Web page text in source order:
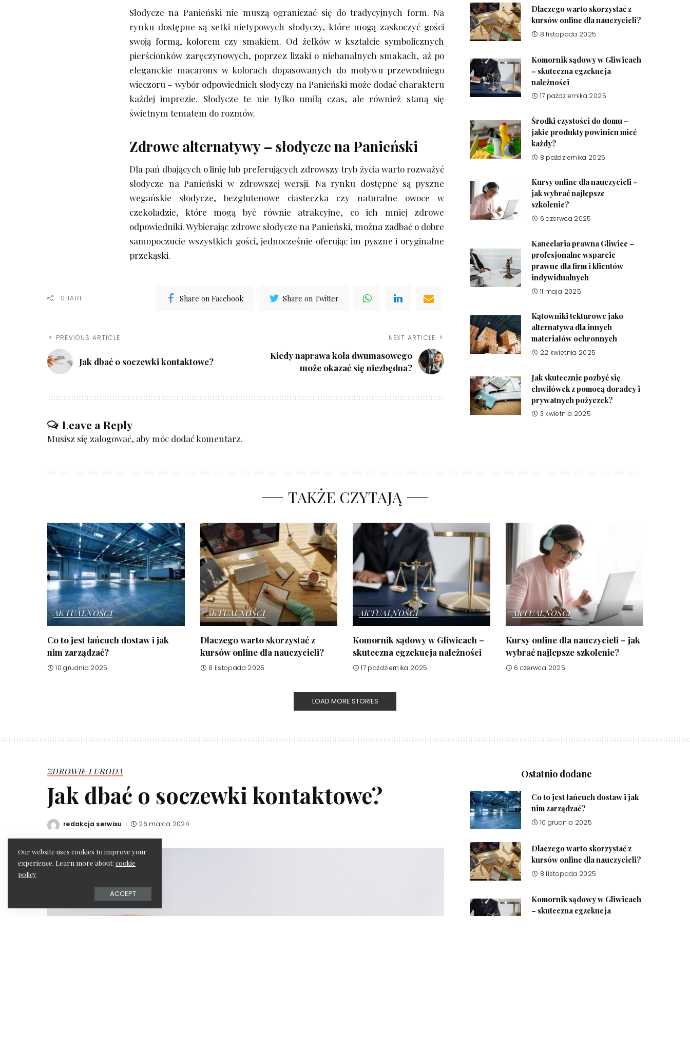
Słodycze na Panieński nie muszą ograniczać się do tradycyjnych form. Na
rynku dostępne są setki nietypowych słodyczy, które mogą zaskoczyć gości
swoją formą, kolorem czy smakiem. Od żelków w kształcie symbolicznych
pierścionków zaręczynowych, poprzez lizaki o niebanalnych smakach, aż po
eleganckie macarons w kolorach dopasowanych do motywu przewodniego
wieczoru – wybór odpowiednich słodyczy na Panieński może dodać charakteru
każdej imprezie. Słodycze te nie tylko umilą czas, ale również staną się
świetnym tematem do rozmów.
Zdrowe alternatywy – słodycze na Panieński
Dla pań dbających o linię lub preferujących zdrowszy tryb życia warto rozważyć
słodycze na Panieński w zdrowszej wersji. Na rynku dostępne są pyszne
wegańskie słodycze, bezglutenowe ciasteczka czy naturalne owoce w
czekoladzie, które mogą być równie atrakcyjne, co ich mniej zdrowe
odpowiedniki. Wybierając zdrowe słodycze na Panieński, można zadbać o dobre
samopoczucie wszystkich gości, jednocześnie oferując im pyszne i oryginalne
przekąski.
SHARE Share on Facebook Share on Twitter
PREVIOUS ARTICLE
Jak dbać o soczewki kontaktowe?
NEXT ARTICLE
Kiedy naprawa koła dwumasowego
może okazać się niezbędna?
Leave a Reply
Musisz się zalogować, aby móc dodać komentarz.
Dlaczego warto skorzystać z
kursów online dla nauczycieli?
8 listopada 2025
Komornik sądowy w Gliwicach
– skuteczna egzekucja
należności
17 października 2025
Środki czystości do domu –
jakie produkty powinien mieć
każdy?
8 października 2025
Kursy online dla nauczycieli –
jak wybrać najlepsze
szkolenie?
6 czerwca 2025
Kancelaria prawna Gliwice –
profesjonalne wsparcie
prawne dla firm i klientów
indywidualnych
11 maja 2025
Kątowniki tekturowe jako
alternatywa dla innych
materiałów ochronnych
22 kwietnia 2025
Jak skutecznie pozbyć się
chwilówek z pomocą doradcy i
prywatnych pożyczek?
3 kwietnia 2025
TAKŻE CZYTAJĄ
AKTUALNOŚCI
Co to jest łańcuch dostaw i jak
nim zarządzać?
10 grudnia 2025
AKTUALNOŚCI
Dlaczego warto skorzystać z
kursów online dla nauczycieli?
8 listopada 2025
AKTUALNOŚCI
Komornik sądowy w Gliwicach –
skuteczna egzekucja należności
17 października 2025
AKTUALNOŚCI
Kursy online dla nauczycieli – jak
wybrać najlepsze szkolenie?
6 czerwca 2025
LOAD MORE STORIES
ZDROWIE I URODA
Jak dbać o soczewki kontaktowe?
Posted
redakcja serwisu 26 marca 2024
Ostatnio dodane
Co to jest łańcuch dostaw i jak
nim zarządzać?
10 grudnia 2025
Dlaczego warto skorzystać z
kursów online dla nauczycieli?
8 listopada 2025
Komornik sądowy w Gliwicach
– skuteczna egzekucja
Our website uses cookies to improve your
experience. Learn more about: cookie
policy
ACCEPT